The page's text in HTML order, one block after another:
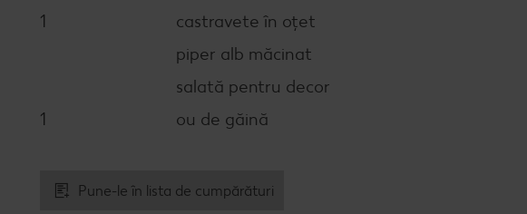
1
castravete în oțet
piper alb măcinat
salată pentru decor
1
ou de găină
Pune-le în lista de cumpărături